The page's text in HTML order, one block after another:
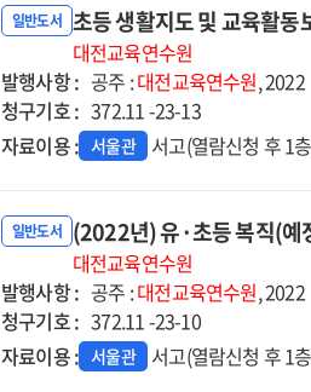
일반도서 초등 생활지도 및 교육활동
대전교육연수원
발행사항 : 공주 :대전교육연수원, 2022
청구기호 : 372.11 -23-13
자료이용 : 서울관 서고(열람신청 후 1
일반도서 (2022년) 유·초등 복직(예
대전교육연수원
발행사항 : 공주 :대전교육연수원, 2022
청구기호 : 372.11 -23-10
자료이용 : 서울관 서고(열람신청 후 1